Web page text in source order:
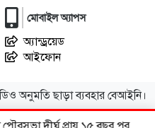
সরোয়ারের সংসদ সদস্য
কাজ চালিয়ে যেতে বাধা নেই:
নেয়নি ঢাকা
মোবাইল অ্যাপস
অ্যান্ড্রয়েড
আইফোন
অনুমতি ছাড়া ব্যবহার বেআইনি।